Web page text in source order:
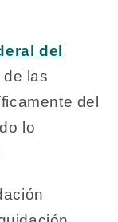
del
de las
del
lo